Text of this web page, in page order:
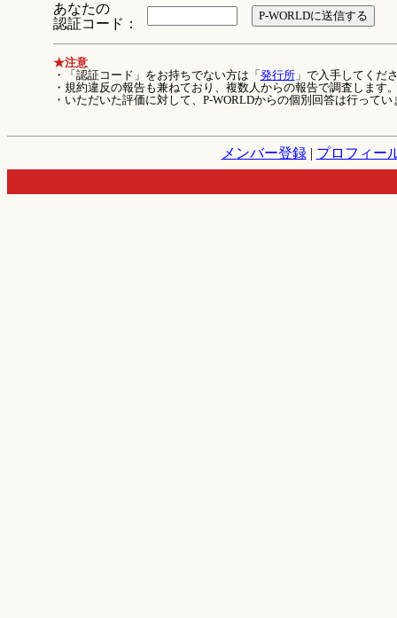
あなたの
認証コード：
★注意
・「認証コード」をお持ちでない方は「 発行所」で入手してくだ
・規約違反の報告も兼ねており、複数人からの報告で調査します
・いただいた評価に対して、P-WORLDからの個別回答は行ってい
メンバー登録| プロフィー